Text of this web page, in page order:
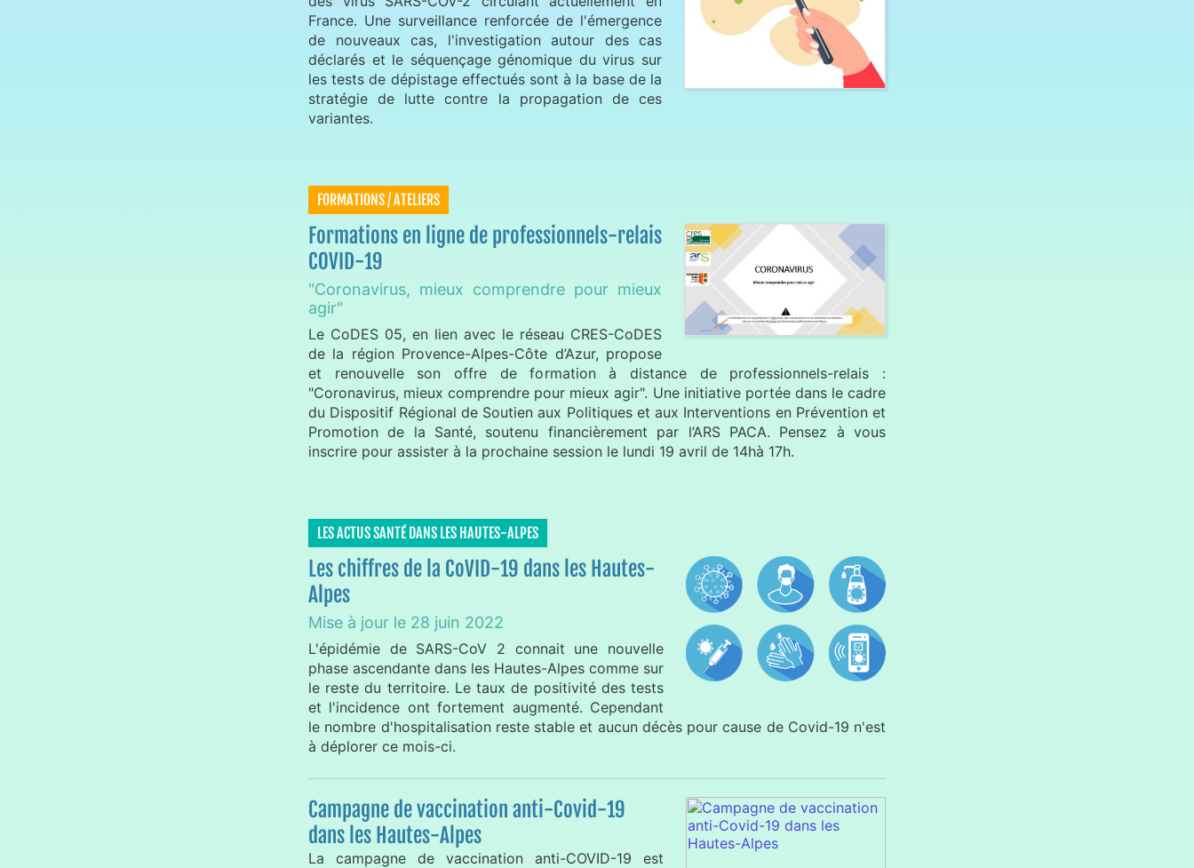
France. Une surveillance renforcée de l'émergence
de nouveaux cas, l'investigation autour des cas
déclarés et le séquençage génomique du virus sur
les tests de dépistage effectués sont à la base de la
stratégie de lutte contre la propagation de ces
variantes.
FORMATIONS / ATELIERS
Formations en ligne de professionnels-relais
COVID-19
"Coronavirus, mieux comprendre pour mieux
agir"
Le CoDES 05, en lien avec le réseau CRES-CoDES
de la région Provence-Alpes-Côte d’Azur, propose
et renouvelle son offre de formation à distance de professionnels-relais :
"Coronavirus, mieux comprendre pour mieux agir". Une initiative portée dans le cadre
du Dispositif Régional de Soutien aux Politiques et aux Interventions en Prévention et
Promotion de la Santé, soutenu financièrement par l’ARS PACA. Pensez à vous
inscrire pour assister à la prochaine session le lundi 19 avril de 14hà 17h.
LES ACTUS SANTÉ DANS LES HAUTES-ALPES
Les chiffres de la CoVID-19 dans les Hautes-
Alpes
Mise à jour le 28 juin 2022
L'épidémie de SARS-CoV 2 connait une nouvelle
phase ascendante dans les Hautes-Alpes comme sur
le reste du territoire. Le taux de positivité des tests
et l'incidence ont fortement augmenté. Cependant
le nombre d'hospitalisation reste stable et aucun décès pour cause de Covid-19 n'est
à déplorer ce mois-ci.
Campagne de vaccination anti-Covid-19
dans les Hautes-Alpes
La campagne de vaccination anti-COVID-19 est